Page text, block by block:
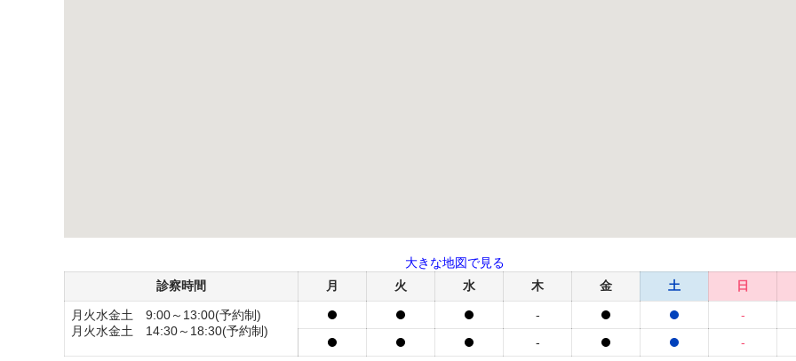
大きな地図で見る
診察時間
月 火 水 木 金 土 日
月火水金土 9:00～13:00(予約制)
月火水金土 14:30～18:30(予約制)
-
-
-
-